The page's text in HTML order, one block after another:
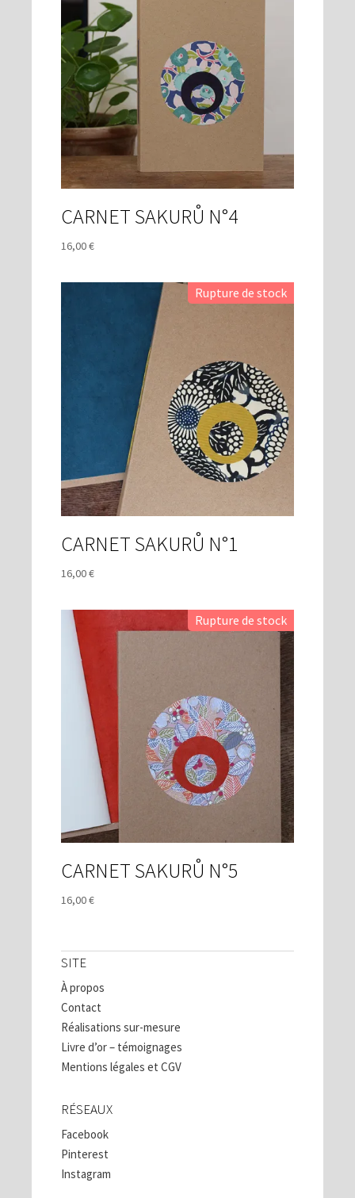
CARNET SAKURŮ N°4
16,00€
CARNET SAKURŮ N°1
16,00€
CARNET SAKURŮ N°5
16,00€
SITE
À propos
Contact
Réalisations sur-mesure
Livre d’or – témoignages
Mentions légales et CGV
RÉSEAUX
Facebook
Pinterest
Instagram